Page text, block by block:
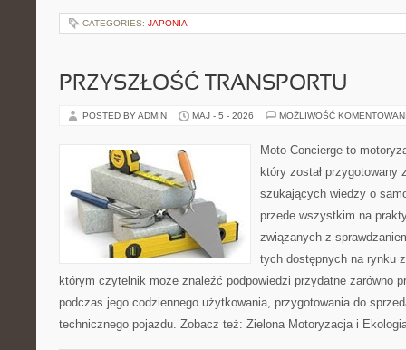
CATEGORIES: JAPONIA
PRZYSZŁOŚĆ TRANSPORTU
POSTED BY ADMIN MAJ - 5 - 2026 MOŻLIWOŚĆ
Moto Concierge to
który został przygotowany
szukających wiedzy o
przede wszystkim na
związanych z
tych dostępnych na rynku
którym czytelnik może znaleźć podpowiedzi przydatne zarówno
podczas jego codziennego użytkowania, przygotowania do
technicznego pojazdu. Zobacz też: Zielona Motoryzacja i